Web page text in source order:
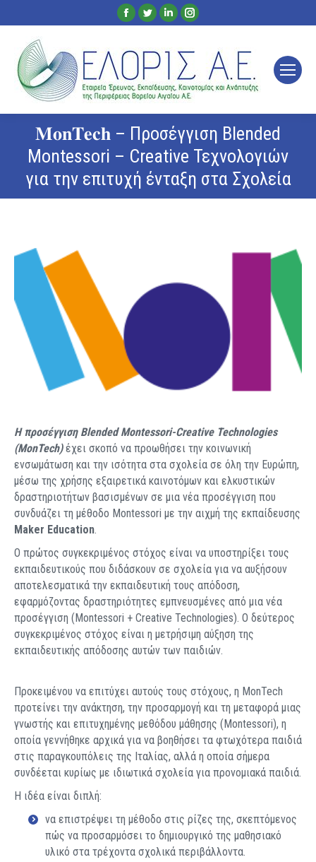
Facebook
opens
new
window
Twitter
opens
in
new
window
Linkedin
opens
new
Instagram
opens
new
𝐌𝐨𝐧𝐓𝐞𝐜𝐡 – Προσέγγιση Blended
Montessori – Creative Τεχνολογιών
για την επιτυχή ένταξη στα Σχολεία
Η προσέγγιση Blended Montessori-Creative Technologies
(MonTech)έχει σκοπό να προωθήσει την κοινωνική
ενσωμάτωση και την ισότητα στα σχολεία σε όλη την Ευρώπη,
μέσω της χρήσης εξαιρετικά καινοτόμων και ελκυστικών
δραστηριοτήτων βασισμένων σε μια νέα προσέγγιση που
συνδυάζει τη μέθοδο Montessori με την αιχμή της εκπαίδευσης
Maker Education.
Ο πρώτος συγκεκριμένος στόχος είναι να υποστηρίξει τους
εκπαιδευτικούς που διδάσκουν σε σχολεία για να αυξήσουν
αποτελεσματικά την εκπαιδευτική τους απόδοση,
εφαρμόζοντας δραστηριότητες εμπνευσμένες από μια νέα
προσέγγιση (Montessori + Creative Technologies). Ο δεύτερος
συγκεκριμένος στόχος είναι η μετρήσιμη αύξηση της
εκπαιδευτικής απόδοσης αυτών των παιδιών.
Προκειμένου να επιτύχει αυτούς τους στόχους, η MonTech
προτείνει την ανάκτηση, την προσαρμογή και τη μεταφορά μιας
γνωστής και επιτυχημένης μεθόδου μάθησης (Montessori), η
οποία γεννήθηκε αρχικά για να βοηθήσει τα φτωχότερα παιδιά
στις παραγκουπόλεις της Ιταλίας, αλλά η οποία σήμερα
συνδέεται κυρίως με ιδιωτικά σχολεία για προνομιακά παιδιά.
Η ιδέα είναι διπλή:
να επιστρέψει τη μέθοδο στις ρίζες της, σκεπτόμενος
πώς να προσαρμόσει το δημιουργικό της μαθησιακό
υλικό στα τρέχοντα σχολικά περιβάλλοντα.